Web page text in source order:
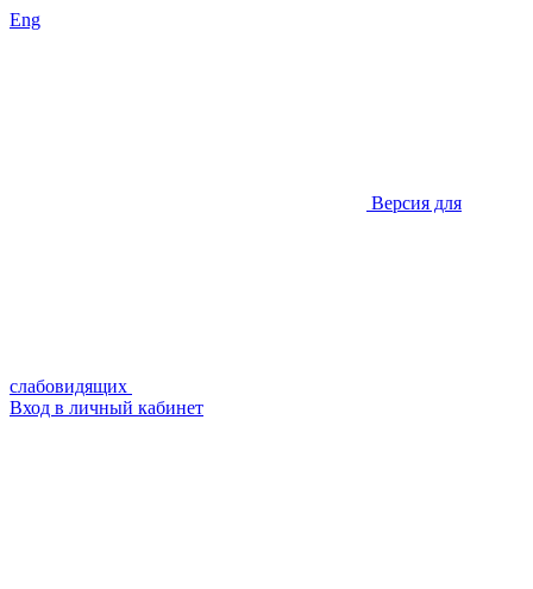
Eng
Версия для
слабовидящих
Вход в личный кабинет